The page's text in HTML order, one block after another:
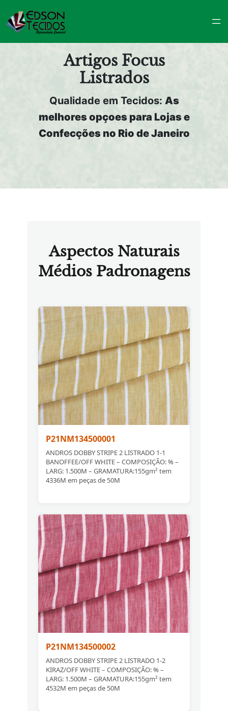
Pular
para
o
Artigos Focus
Listrados
Qualidade em Tecidos: As
melhores opçoes para Lojas e
Confecções no Rio de Janeiro
Aspectos Naturais
Médios Padronagens
P21NM134500001
ANDROS DOBBY STRIPE 2 LISTRADO 1-1
BANOFFEE/OFF WHITE – COMPOSIÇÃO: % –
LARG: 1.500M – GRAMATURA:155gm² tem
4336M em peças de 50M
P21NM134500002
ANDROS DOBBY STRIPE 2 LISTRADO 1-2
KIRAZ/OFF WHITE – COMPOSIÇÃO: % –
LARG: 1.500M – GRAMATURA:155gm² tem
4532M em peças de 50M